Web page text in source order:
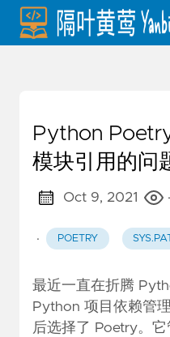
Python
模块引用的问
Oct 9, 2021
· POETRY
最近一直在折腾
Python 项目依赖管
后选择了
Poetry。